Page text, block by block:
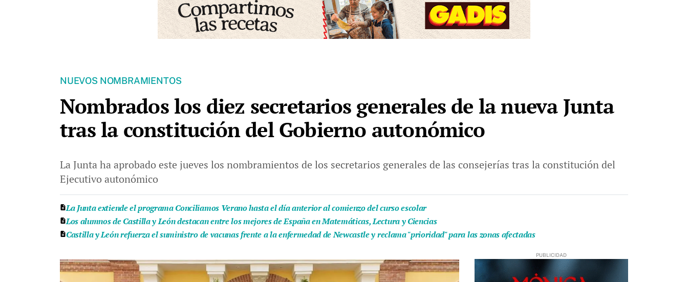
NUEVOS NOMBRAMIENTOS
Nombrados los diez secretarios generales de la nueva Junta
tras la constitución del Gobierno autonómico
La Junta ha aprobado este jueves los nombramientos de los secretarios generales de las consejerías tras la constitución del
Ejecutivo autonómico
La Junta extiende el programa Conciliamos Verano hasta el día anterior al comienzo del curso escolar
Los alumnos de Castilla y León destacan entre los mejores de España en Matemáticas, Lectura y Ciencias
Castilla y León refuerza el suministro de vacunas frente a la enfermedad de Newcastle y reclama "prioridad" para las zonas afectadas